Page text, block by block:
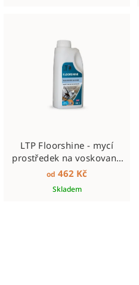
LTP Floorshine - mycí
prostředek na voskované
podlahy
od 462 Kč
Skladem